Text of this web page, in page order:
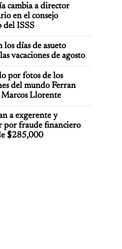
cambia a director
en el consejo
del ISSS
los días de asueto
vacaciones de agosto
por fotos de los
del mundo Ferran
Llorente
a exgerente y
por fraude financiero
$285,000